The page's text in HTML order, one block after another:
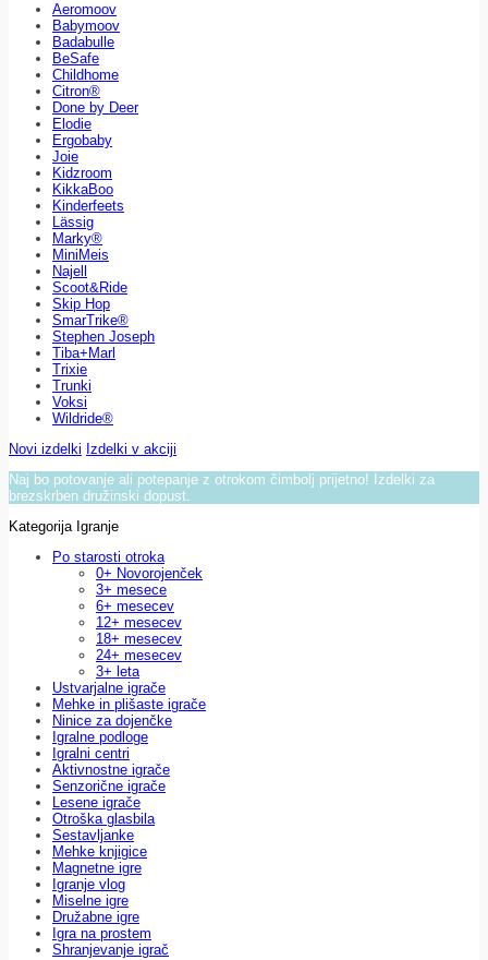
Aeromoov
Babymoov
Badabulle
BeSafe
Childhome
Citron®
Done by Deer
Elodie
Ergobaby
Joie
Kidzroom
KikkaBoo
Kinderfeets
Lässig
Marky®
MiniMeis
Najell
Scoot&Ride
Skip Hop
SmarTrike®
Stephen Joseph
Tiba+Marl
Trixie
Trunki
Voksi
Wildride®
Novi izdelki Izdelki v akciji
Naj bo potovanje ali potepanje z otrokom čimbolj prijetno! Izdelki za
brezskrben družinski dopust.
Kategorija Igranje
Po starosti otroka
0+ Novorojenček
3+ mesece
6+ mesecev
12+ mesecev
18+ mesecev
24+ mesecev
3+ leta
Ustvarjalne igrače
Mehke in plišaste igrače
Ninice za dojenčke
Igralne podloge
Igralni centri
Aktivnostne igrače
Senzorične igrače
Lesene igrače
Otroška glasbila
Sestavljanke
Mehke knjigice
Magnetne igre
Igranje vlog
Miselne igre
Družabne igre
Igra na prostem
Shranjevanje igrač